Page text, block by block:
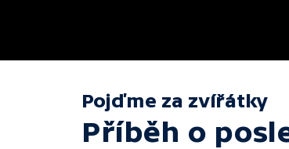
Pojďme za zvířátky
Příběh o